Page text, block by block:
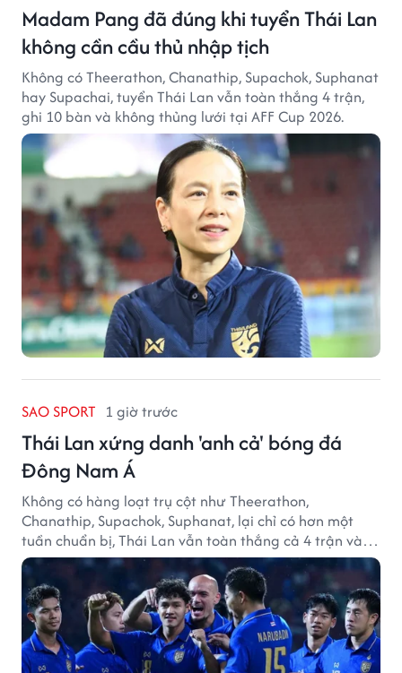
Madam Pang đã đúng khi tuyển Thái Lan
không cần cầu thủ nhập tịch
Không có Theerathon, Chanathip, Supachok, Suphanat
hay Supachai, tuyển Thái Lan vẫn toàn thắng 4 trận,
ghi 10 bàn và không thủng lưới tại AFF Cup 2026.
SAO SPORT 1 giờ trước
Thái Lan xứng danh 'anh cả' bóng đá
Đông Nam Á
Không có hàng loạt trụ cột như Theerathon,
Chanathip, Supachok, Suphanat, lại chỉ có hơn một
tuần chuẩn bị, Thái Lan vẫn toàn thắng cả 4 trận và
giữ sạch lưới tại AFF Cup 2026.